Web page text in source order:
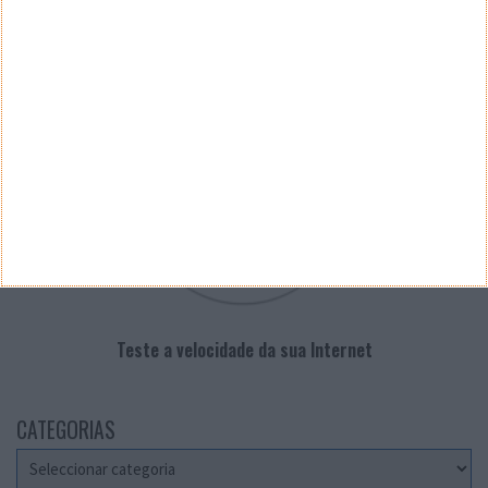
Teste a velocidade da sua Internet
CATEGORIAS
Categorias